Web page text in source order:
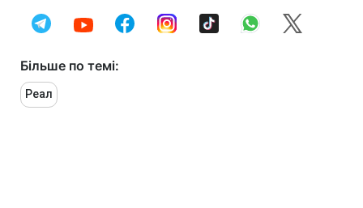
Більше по темі:
Реал